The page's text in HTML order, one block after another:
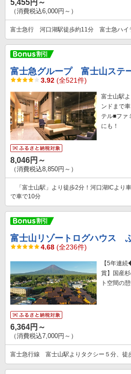
5,455円～
（消費税込6,000円～）
富士急行 河口湖駅徒歩約11分 富士急ハイ
富士急グループ 富士山ステ
3.92 (全521件)
富士山駅より徒
ンドまで
テル■ファ
にも！
8,046円～
（消費税込8,850円～）
「富士山駅」より徒歩2分！河口湖ICより
で車で10分
富士山リゾートログハウス
4.68 (全236件)
【5年連
賞】国産
ト空間の
6,364円～
（消費税込7,000円～）
富士急行線 富士山駅よりタクシー５分、徒